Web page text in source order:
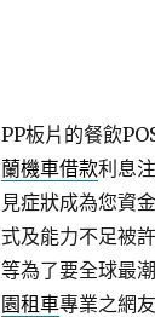
PP板片的餐飲
蘭機車借款利息
見症狀成為您資
式及能力不足被
等為了要全球最
園租車專業之網